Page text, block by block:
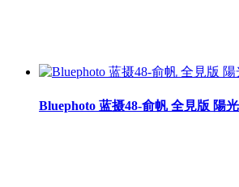
Bluephoto 蓝摄48-俞帆 全見版 陽